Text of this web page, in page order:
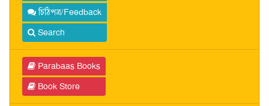
চিঠিপত্র/Feedback
Search
Parabaas Books
Book Store